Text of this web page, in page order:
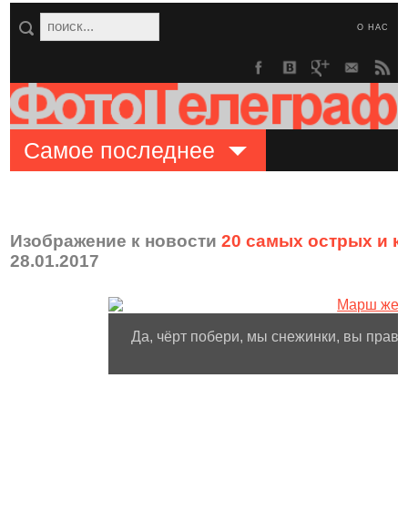
О НАС
Самое последнее
Изображение к новости20 самых острых и
28.01.2017
Да, чёрт побери, мы снежинки, вы